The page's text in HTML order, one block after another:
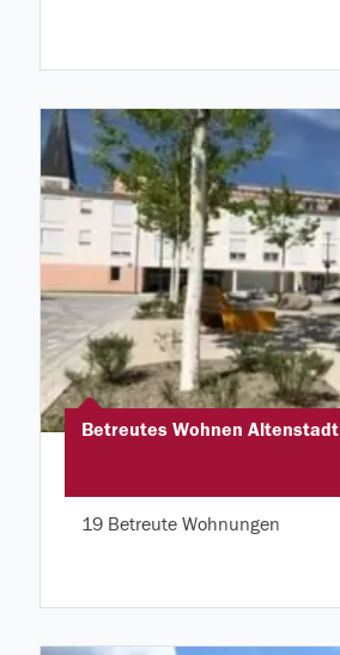
Betreutes Wohnen Altenstadt
19 Betreute Wohnungen